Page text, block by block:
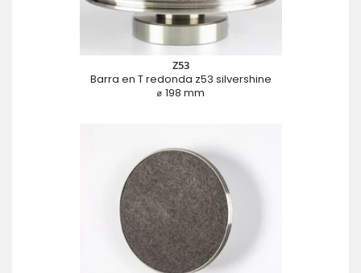
Z53
Barra en T redonda z53 silvershine
⌀ 198 mm